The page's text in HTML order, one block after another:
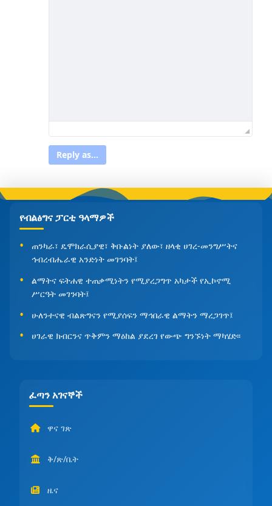
Reply as...
የብልፅግና ፓርቲ ዓላማዎች
ጠንካራ፣ ዴሞክራሲያዊ፣ ቅቡልነት ያለው፣ ዘላቂ ሀገረ-መንግሥትና
ኅብረብሔራዊ አንድነት መገንባት፤
ልማትና ፍትሐዊ ተጠቃሚነትን የሚያረጋግጥ አካታች የኢኮኖሚ
ሥርዓት መገንባት፤
ሁለንተናዊ ብልጽግናን የሚያሰፍን ማኅበራዊ ልማትን ማረጋገጥ፤
ሀገራዊ ክብርንና ጥቅምን ማዕከል ያደረገ የውጭ ግንኙነት ማካሄድ፡፡
ፈጣን አገናኞች
ዋና ገጽ
ቅ/ጽ/ቤት
ዜና